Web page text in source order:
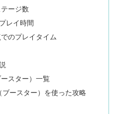
ージ数
レイ時間
のプレイタイム
スター）一覧
ブースター）を使った攻略